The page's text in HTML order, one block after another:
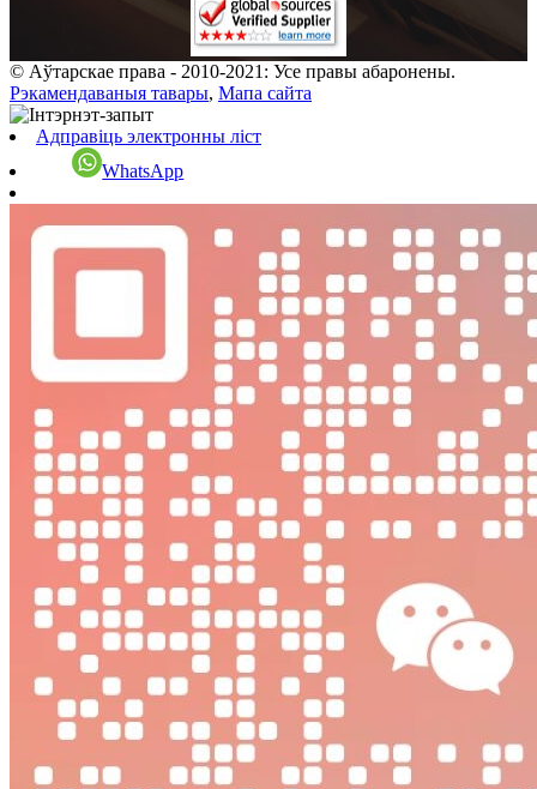
© Аўтарскае права - 2010-2021: Усе правы абаронены.
Рэкамендаваныя тавары, Мапа сайта
Адправіць электронны ліст
WhatsApp